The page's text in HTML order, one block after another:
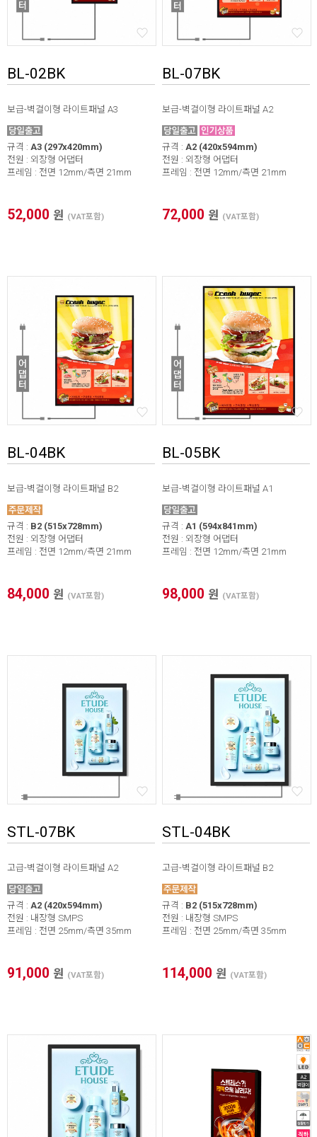
* 본 이미지는 프레임 사이즈 계산을 위한 샘플 이미지입니다.
동 계산하기(이미지 출력 / 보이는 화면)
4. 보이는 화면 사이즈
* 프레임 외곽 사이즈를 기입하면 [이미지 및 보이는 화면 사이
즈] 자동으로 계산됩니다.
BL-02BK
보급-벽걸이형 라이트패널 A3
규격 : A3 (297x420mm)
전원 : 외장형 어댑터
프레임 : 전면 12mm/측면 21mm
52,000 원 (VAT포함)
BL-07BK
보급-벽걸이형 라이트패널 A2
규격 : A2 (420x594mm)
전원 : 외장형 어댑터
프레임 : 전면 12mm/측면 21mm
72,000 원 (VAT포함)
BL-04BK
보급-벽걸이형 라이트패널 B2
규격 : B2 (515x728mm)
전원 : 외장형 어댑터
프레임 : 전면 12mm/측면 21mm
84,000 원 (VAT포함)
BL-05BK
보급-벽걸이형 라이트패널 A1
규격 : A1 (594x841mm)
전원 : 외장형 어댑터
프레임 : 전면 12mm/측면 21mm
98,000 원 (VAT포함)
STL-07BK
고급-벽걸이형 라이트패널 A2
규격 : A2 (420x594mm)
전원 : 내장형 SMPS
프레임 : 전면 25mm/측면 35mm
91,000 원 (VAT포함)
STL-04BK
고급-벽걸이형 라이트패널 B2
규격 : B2 (515x728mm)
전원 : 내장형 SMPS
프레임 : 전면 25mm/측면 35mm
114,000 원 (VAT포함)